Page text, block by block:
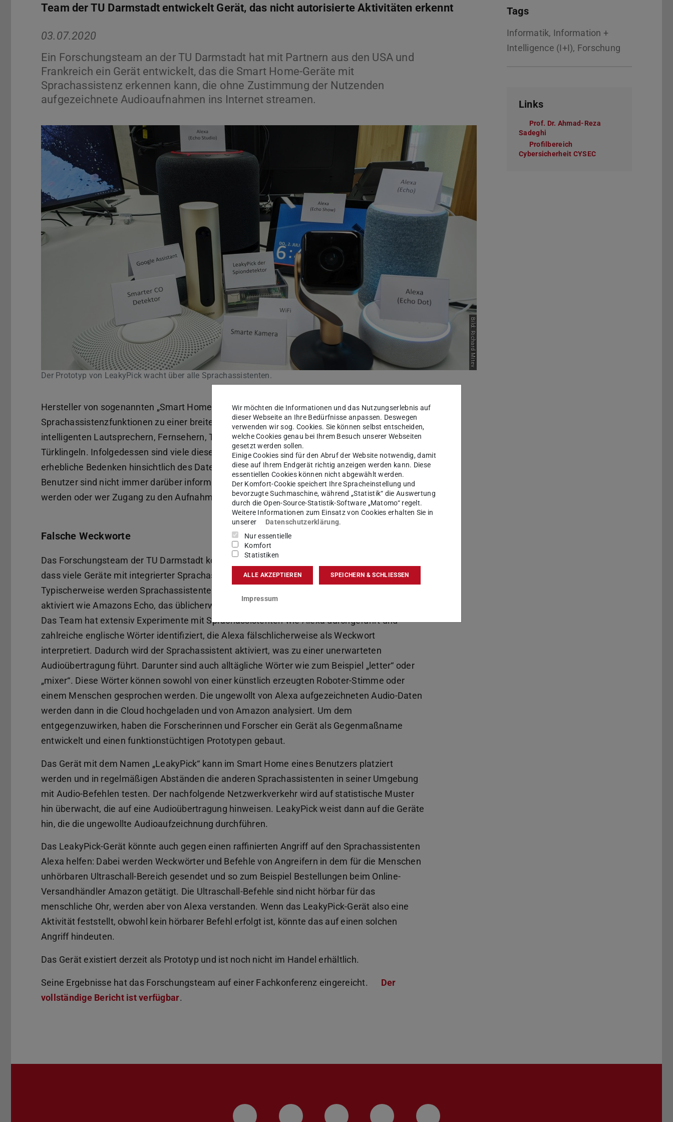
Team der TU Darmstadt entwickelt Gerät, das nicht autorisierte Aktivitäten erkennt
03.07.2020
Ein Forschungsteam an der TU Darmstadt hat mit Partnern aus den USA und
Frankreich ein Gerät entwickelt, das die Smart Home-Geräte mit
Sprachassistenz erkennen kann, die ohne Zustimmung der Nutzenden
aufgezeichnete Audioaufnahmen ins Internet streamen.
Bild: Richard Mitev
Der Prototyp von LeakyPick wacht über alle Sprachassistenten.
Hersteller von sogenannten „Smart Home“ Geräten fügen zunehmend
Sprachassistenzfunktionen zu einer breiten Palette von Geräten hinzu, zum Beispiel zu
intelligenten Lautsprechern, Fernsehern, Thermostaten, Sicherheitssystemen und
Türklingeln. Infolgedessen sind viele dieser Geräte mit Mikrofonen ausgestattet, was
erhebliche Bedenken hinsichtlich des Datenschutzes aufwirft: Die Benutzerinnen und
Benutzer sind nicht immer darüber informiert, wann Audioaufnahmen in die Cloud gesendet
werden oder wer Zugang zu den Aufnahmen erhält.
Falsche Weckworte
Das Forschungsteam der TU Darmstadt konnte gemeinsam mit seinen Partnern nachweisen,
dass viele Geräte mit integrierter Sprachassistenz unabsichtlich Gespräche mithören können.
Typischerweise werden Sprachassistenten mit einem Weckwort, englisch „wake-word“,
aktiviert wie Amazons Echo, das üblicherweise mit dem Satzanfang „Alexa, …“ geweckt wird.
Das Team hat extensiv Experimente mit Sprachassistenten wie Alexa durchgeführt und
zahlreiche englische Wörter identifiziert, die Alexa fälschlicherweise als Weckwort
interpretiert. Dadurch wird der Sprachassistent aktiviert, was zu einer unerwarteten
Audioübertragung führt. Darunter sind auch alltägliche Wörter wie zum Beispiel „letter“ oder
„mixer“. Diese Wörter können sowohl von einer künstlich erzeugten Roboter-Stimme oder
einem Menschen gesprochen werden. Die ungewollt von Alexa aufgezeichneten Audio-Daten
werden dann in die Cloud hochgeladen und von Amazon analysiert. Um dem
entgegenzuwirken, haben die Forscherinnen und Forscher ein Gerät als Gegenmaßname
entwickelt und einen funktionstüchtigen Prototypen gebaut.
Das Gerät mit dem Namen „LeakyPick“ kann im Smart Home eines Benutzers platziert
werden und in regelmäßigen Abständen die anderen Sprachassistenten in seiner Umgebung
mit Audio-Befehlen testen. Der nachfolgende Netzwerkverkehr wird auf statistische Muster
hin überwacht, die auf eine Audioübertragung hinweisen. LeakyPick weist dann auf die Geräte
hin, die die ungewollte Audioaufzeichnung durchführen.
Das LeakyPick-Gerät könnte auch gegen einen raffinierten Angriff auf den Sprachassistenten
Alexa helfen: Dabei werden Weckwörter und Befehle von Angreifern in dem für die Menschen
unhörbaren Ultraschall-Bereich gesendet und so zum Beispiel Bestellungen beim Online-
Versandhändler Amazon getätigt. Die Ultraschall-Befehle sind nicht hörbar für das
menschliche Ohr, werden aber von Alexa verstanden. Wenn das LeakyPick-Gerät also eine
Aktivität feststellt, obwohl kein hörbarer Befehl erfolgt ist, könnte das auf einen solchen
Angriff hindeuten.
Das Gerät existiert derzeit als Prototyp und ist noch nicht im Handel erhältlich.
Seine Ergebnisse hat das Forschungsteam auf einer Fachkonferenz eingereicht.
Der
vollständige Bericht ist verfügbar.
Tags
Informatik, Information +
Intelligence (I+I), Forschung
Links
Prof. Dr. Ahmad-Reza
Sadeghi
Profilbereich
Cybersicherheit CYSEC
Wir möchten die Informationen und das Nutzungserlebnis auf
dieser Webseite an Ihre Bedürfnisse anpassen. Deswegen
verwenden wir sog. Cookies. Sie können selbst entscheiden,
welche Cookies genau bei Ihrem Besuch unserer Webseiten
gesetzt werden sollen.
Einige Cookies sind für den Abruf der Website notwendig, damit
diese auf Ihrem Endgerät richtig anzeigen werden kann. Diese
essentiellen Cookies können nicht abgewählt werden.
Der Komfort-Cookie speichert Ihre Spracheinstellung und
bevorzugte Suchmaschine, während „Statistik“ die Auswertung
durch die Open-Source-Statistik-Software „Matomo“ regelt.
Weitere Informationen zum Einsatz von Cookies erhalten Sie in
unserer
Datenschutzerklärung.
Nur essentielle
Komfort
Statistiken
ALLE AKZEPTIEREN SPEICHERN & SCHLIESSEN
Impressum